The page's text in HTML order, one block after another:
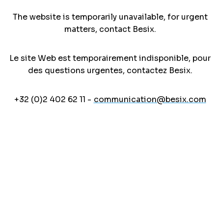
The website is temporarily unavailable, for urgent
matters, contact Besix.
Le site Web est temporairement indisponible, pour
des questions urgentes, contactez Besix.
+32 (0)2 402 62 11 - communication@besix.com